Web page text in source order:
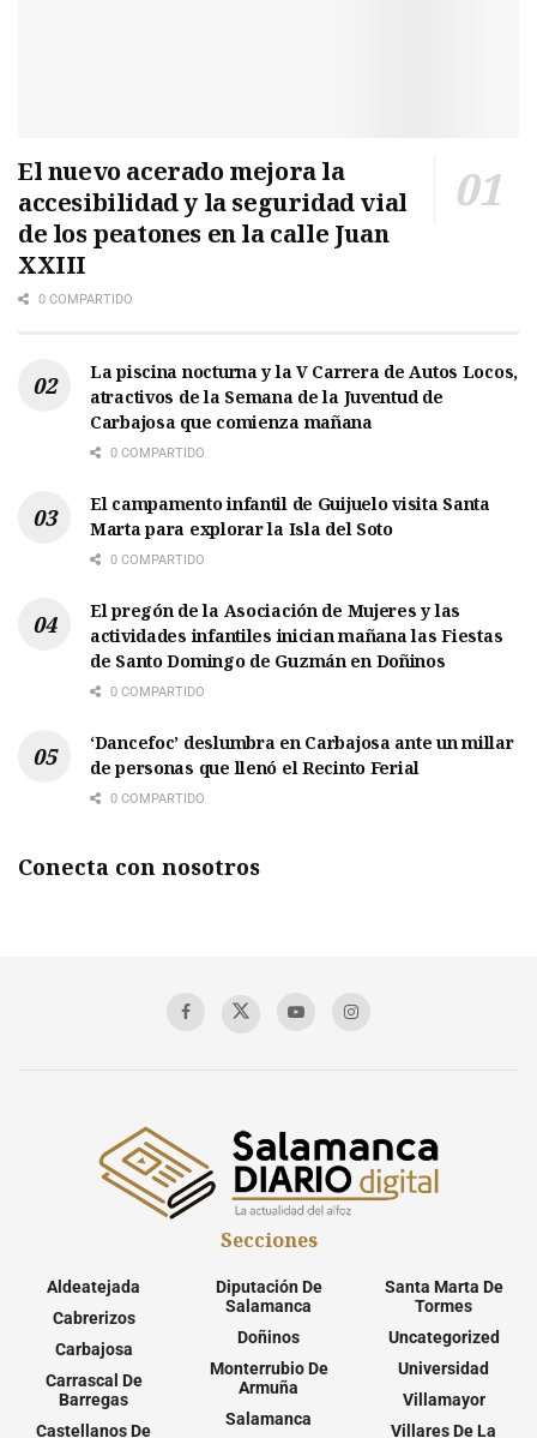
El nuevo acerado mejora la
accesibilidad y la seguridad vial
de los peatones en la calle Juan
XXIII
0 COMPARTIDO
La piscina nocturna y la V Carrera de Autos Locos,
atractivos de la Semana de la Juventud de
Carbajosa que comienza mañana
0 COMPARTIDO
El campamento infantil de Guijuelo visita Santa
Marta para explorar la Isla del Soto
0 COMPARTIDO
El pregón de la Asociación de Mujeres y las
actividades infantiles inician mañana las Fiestas
de Santo Domingo de Guzmán en Doñinos
0 COMPARTIDO
‘Dancefoc’ deslumbra en Carbajosa ante un millar
de personas que llenó el Recinto Ferial
0 COMPARTIDO
Conecta con nosotros
Secciones
Aldeatejada
Cabrerizos
Carbajosa
Carrascal De
Barregas
Castellanos De
Diputación De
Salamanca
Doñinos
Monterrubio De
Armuña
Salamanca
Santa Marta De
Tormes
Uncategorized
Universidad
Villamayor
Villares De La